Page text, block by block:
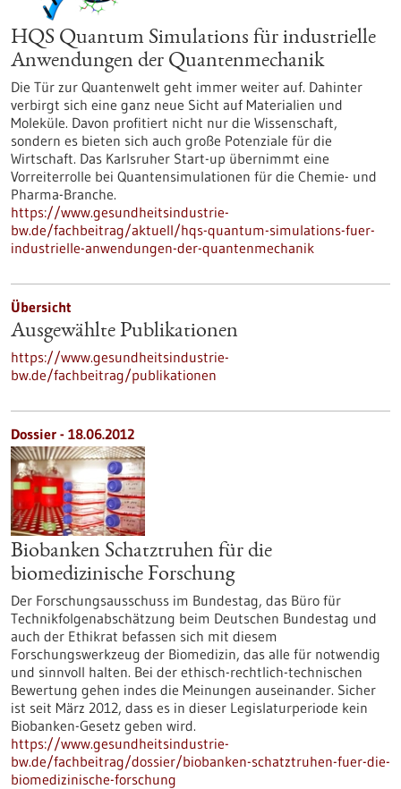
HQS Quantum Simulations für industrielle
Anwendungen der Quantenmechanik
Die Tür zur Quantenwelt geht immer weiter auf. Dahinter
verbirgt sich eine ganz neue Sicht auf Materialien und
Moleküle. Davon profitiert nicht nur die Wissenschaft,
sondern es bieten sich auch große Potenziale für die
Wirtschaft. Das Karlsruher Start-up übernimmt eine
Vorreiterrolle bei Quantensimulationen für die Chemie- und
Pharma-Branche.
https://www.gesundheitsindustrie-
bw.de/fachbeitrag/aktuell/hqs-quantum-simulations-fuer-
industrielle-anwendungen-der-quantenmechanik
Übersicht
Ausgewählte Publikationen
https://www.gesundheitsindustrie-
bw.de/fachbeitrag/publikationen
Dossier - 18.06.2012
Biobanken Schatztruhen für die
biomedizinische Forschung
Der Forschungsausschuss im Bundestag, das Büro für
Technikfolgenabschätzung beim Deutschen Bundestag und
auch der Ethikrat befassen sich mit diesem
Forschungswerkzeug der Biomedizin, das alle für notwendig
und sinnvoll halten. Bei der ethisch-rechtlich-technischen
Bewertung gehen indes die Meinungen auseinander. Sicher
ist seit März 2012, dass es in dieser Legislaturperiode kein
Biobanken-Gesetz geben wird.
https://www.gesundheitsindustrie-
bw.de/fachbeitrag/dossier/biobanken-schatztruhen-fuer-die-
biomedizinische-forschung